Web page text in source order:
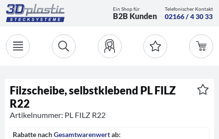
Ein Shop für
B2B Kunden
Telefonischer Kontakt
02166 / 4 30 33
Filzscheibe, selbstklebend PL FILZ
R22
Artikelnummer: PL FILZ R22
Rabatte nachGesamtwarenwertab: